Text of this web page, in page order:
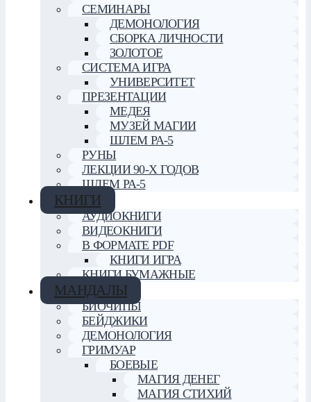
СЕМИНАРЫ
ДЕМОНОЛОГИЯ
СБОРКА ЛИЧНОСТИ
ЗОЛОТОЕ
СИСТЕМА ИГРА
УНИВЕРСИТЕТ
ПРЕЗЕНТАЦИИ
МЕДЕЯ
МУЗЕЙ МАГИИ
ШЛЕМ РА-5
РУНЫ
ЛЕКЦИИ 90-Х ГОДОВ
ШЛЕМ РА-5
КНИГИ
АУДИОКНИГИ
ВИДЕОКНИГИ
В ФОРМАТЕ PDF
КНИГИ ИГРА
КНИГИ БУМАЖНЫЕ
МАНДАЛЫ
БИОЧИПЫ
БЕЙДЖИКИ
ДЕМОНОЛОГИЯ
ГРИМУАР
БОЕВЫЕ
МАГИЯ ДЕНЕГ
МАГИЯ СТИХИЙ